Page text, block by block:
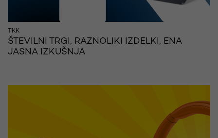
TKK
ŠTEVILNI TRGI, RAZNOLIKI IZDELKI, ENA
JASNA IZKUŠNJA